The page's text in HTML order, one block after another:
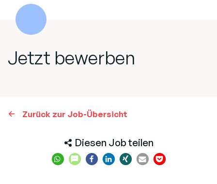
Jetzt bewerben
Zurück zur Job-Übersicht
Diesen Job teilen